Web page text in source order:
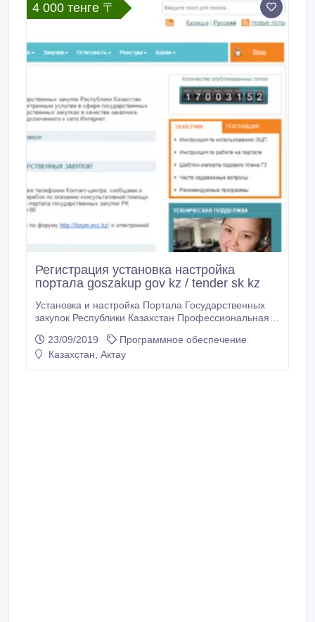
4 000 тенге 〒
Регистрация установка настройка
портала goszakup gov kz / tender sk kz
Установка и настройка Портала Государственных
закупок Республики Казахстан Профессиональная
веб-портала государственных закупок • Установка и
настройка Вашего компьютера для работы с
23/09/2019
Программное обеспечение
Казахстан, Актау